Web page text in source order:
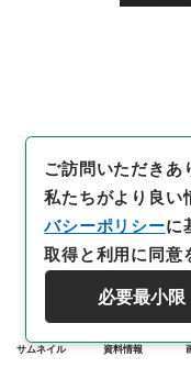
サムネイル 資料情報
ご訪問いただきあ
私たちがより良い
バシーポリシーに
取得と利用に同意
必要最小限